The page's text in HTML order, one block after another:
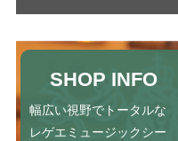
SHOP INFO
幅広い視野でトータルな
レゲエミュージックシー